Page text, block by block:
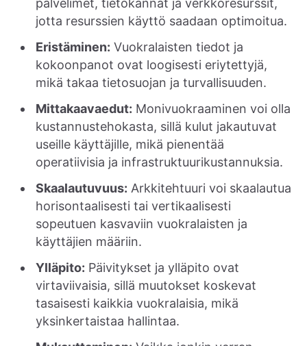
palvelimet, tietokannat ja verkkoresurssit,
jotta resurssien käyttö saadaan optimoitua.
Eristäminen: Vuokralaisten tiedot ja
kokoonpanot ovat loogisesti eriytettyjä,
mikä takaa tietosuojan ja turvallisuuden.
Mittakaavaedut: Monivuokraaminen voi olla
kustannustehokasta, sillä kulut jakautuvat
useille käyttäjille, mikä pienentää
operatiivisia ja infrastruktuurikustannuksia.
Skaalautuvuus: Arkkitehtuuri voi skaalautua
horisontaalisesti tai vertikaalisesti
sopeutuen kasvaviin vuokralaisten ja
käyttäjien määriin.
Ylläpito: Päivitykset ja ylläpito ovat
virtaviivaisia, sillä muutokset koskevat
tasaisesti kaikkia vuokralaisia, mikä
yksinkertaistaa hallintaa.